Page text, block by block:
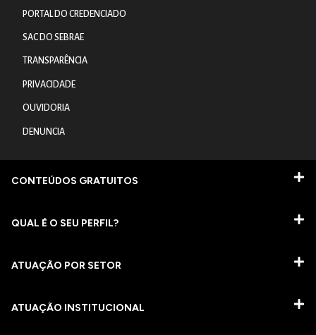
PORTAL DO CREDENCIADO
SAC DO SEBRAE
TRANSPARÊNCIA
PRIVACIDADE
OUVIDORIA
DENUNCIA
CONTEÚDOS GRATUITOS
QUAL É O SEU PERFIL?
ATUAÇÃO POR SETOR
ATUAÇÃO INSTITUCIONAL